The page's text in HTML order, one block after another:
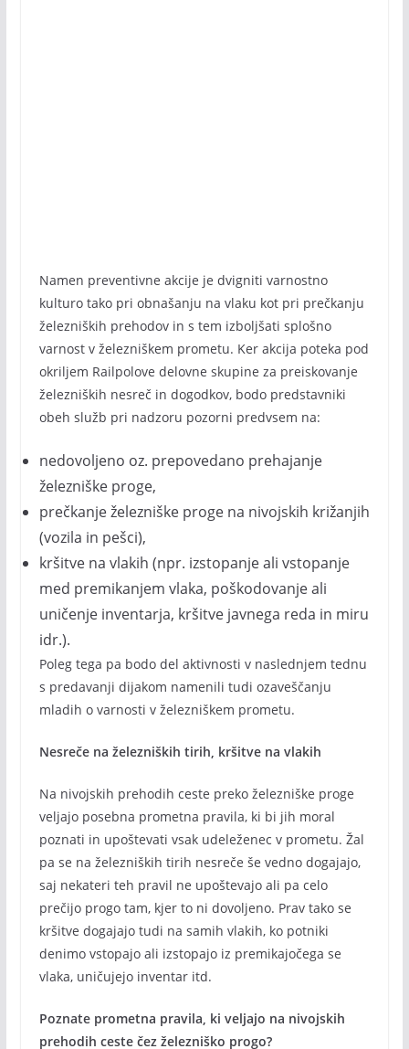
Namen preventivne akcije je dvigniti varnostno
kulturo tako pri obnašanju na vlaku kot pri prečkanju
železniških prehodov in s tem izboljšati splošno
varnost v železniškem prometu. Ker akcija poteka pod
okriljem Railpolove delovne skupine za preiskovanje
železniških nesreč in dogodkov, bodo predstavniki
obeh služb pri nadzoru pozorni predvsem na:
nedovoljeno oz. prepovedano prehajanje
železniške proge,
prečkanje železniške proge na nivojskih križanjih
(vozila in pešci),
kršitve na vlakih (npr. izstopanje ali vstopanje
med premikanjem vlaka, poškodovanje ali
uničenje inventarja, kršitve javnega reda in miru
idr.).
Poleg tega pa bodo del aktivnosti v naslednjem tednu
s predavanji dijakom namenili tudi ozaveščanju
mladih o varnosti v železniškem prometu.
Nesreče na železniških tirih, kršitve na vlakih
Na nivojskih prehodih ceste preko železniške proge
veljajo posebna prometna pravila, ki bi jih moral
poznati in upoštevati vsak udeleženec v prometu. Žal
pa se na železniških tirih nesreče še vedno dogajajo,
saj nekateri teh pravil ne upoštevajo ali pa celo
prečijo progo tam, kjer to ni dovoljeno. Prav tako se
kršitve dogajajo tudi na samih vlakih, ko potniki
denimo vstopajo ali izstopajo iz premikajočega se
vlaka, uničujejo inventar itd.
Poznate prometna pravila, ki veljajo na nivojskih
prehodih ceste čez železniško progo?